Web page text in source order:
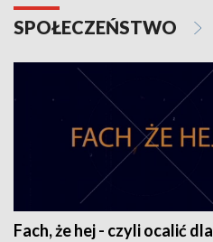
SPOŁECZEŃSTWO
Fach, że hej - czyli ocalić dla